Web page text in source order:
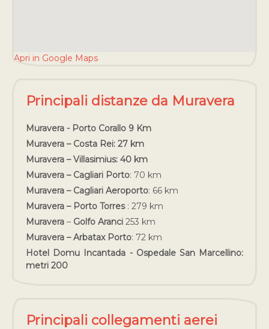
Apri in Google Maps
Principali distanze da Muravera
Muravera - Porto Corallo 9 Km
Muravera – Costa Rei: 27 km
Muravera – Villasimius: 40 km
Muravera – Cagliari Porto: 70 km
Muravera – Cagliari Aeroporto: 66 km
Muravera – Porto Torres: 279 km
Muravera – Golfo Aranci 253 km
Muravera – Arbatax Porto: 72 km
Hotel Domu Incantada - Ospedale San Marcellino:
metri 200
Principali collegamenti aerei